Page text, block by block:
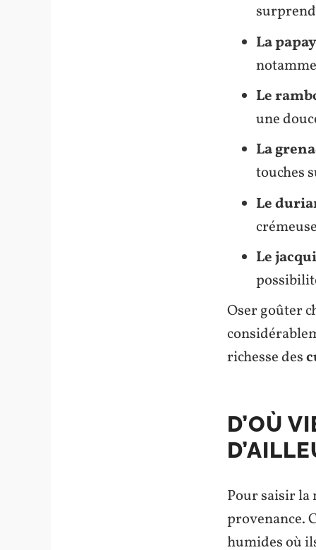
La
Le
une
La
touches
Le
Le
Oser goûter
richesse des
D’OÙ
Pour saisir la
provenance.
humides où